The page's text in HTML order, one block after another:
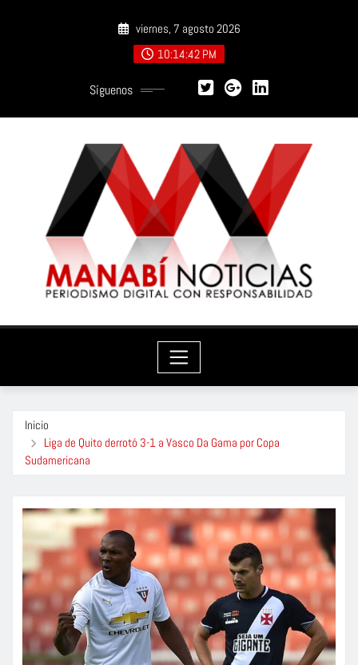
viernes, 7 agosto 2026
10:14:43 PM
Síguenos
Inicio
Liga de Quito derrotó 3-1 a Vasco Da Gama por Copa
Sudamericana